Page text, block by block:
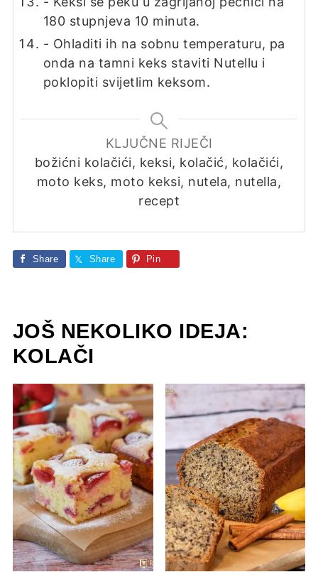
180 stupnjeva 10 minuta.
- Ohladiti ih na sobnu temperaturu, pa
onda na tamni keks staviti Nutellu i
poklopiti svijetlim keksom.
KLJUČNE RIJEČI
božićni kolačići, keksi, kolačić, kolačići,
moto keks, moto keksi, nutela, nutella,
recept
Share Share Pin
JOŠ NEKOLIKO IDEJA:
KOLAČI